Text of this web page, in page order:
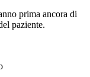
prima ancora di
paziente.